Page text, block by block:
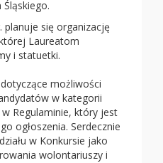
planuje się organizację
Laureatom
i statuetki.
możliwości
w kategorii
Regulaminie, który jest
ogłoszenia. Serdecznie
w Konkursie jako
wolontariuszy i